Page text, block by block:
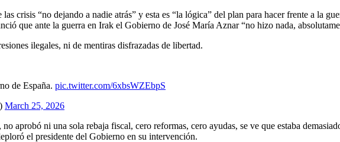
crisis “no dejando a nadie atrás” y esta es “la lógica” del plan para hacer frente a la
que ante la guerra en Irak el Gobierno de José María Aznar “no hizo nada,
ilegales, ni de mentiras disfrazadas de libertad.
de España. pic.twitter.com/6xbsWZEbpS
March 25, 2026
aprobó ni una sola rebaja fiscal, cero reformas, cero ayudas, se ve que estaba
el presidente del Gobierno en su intervención.